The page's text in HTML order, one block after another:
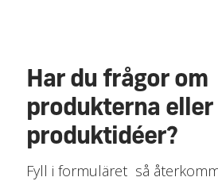
Har du frågor om
produkterna eller
produktidéer?
Fyll i formuläret så